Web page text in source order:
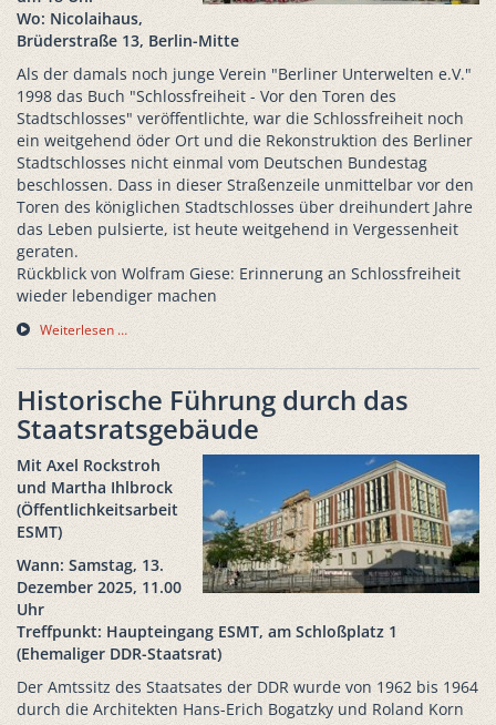
Wo: Nicolaihaus,
Brüderstraße 13, Berlin-Mitte
Als der damals noch junge Verein "Berliner Unterwelten e.V."
1998 das Buch "Schlossfreiheit - Vor den Toren des
Stadtschlosses" veröffentlichte, war die Schlossfreiheit noch
ein weitgehend öder Ort und die Rekonstruktion des Berliner
Stadtschlosses nicht einmal vom Deutschen Bundestag
beschlossen. Dass in dieser Straßenzeile unmittelbar vor den
Toren des königlichen Stadtschlosses über dreihundert Jahre
das Leben pulsierte, ist heute weitgehend in Vergessenheit
geraten.
Rückblick von Wolfram Giese: Erinnerung an Schlossfreiheit
wieder lebendiger machen
Weiterlesen …
Historische Führung durch das
Staatsratsgebäude
Mit Axel Rockstroh
und Martha Ihlbrock
(Öffentlichkeitsarbeit
ESMT)
Wann: Samstag, 13.
Dezember 2025, 11.00
Uhr
Treffpunkt: Haupteingang ESMT, am Schloßplatz 1
(Ehemaliger DDR-Staatsrat)
Der Amtssitz des Staatsates der DDR wurde von 1962 bis 1964
durch die Architekten Hans-Erich Bogatzky und Roland Korn